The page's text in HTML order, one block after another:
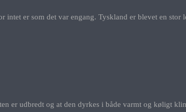
er som det var engang. Tyskland er blevet en stor
er udbredt og at den dyrkes i både varmt og køligt